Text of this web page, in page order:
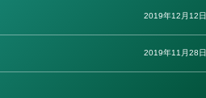
2019年12月12日
2019年11月28日